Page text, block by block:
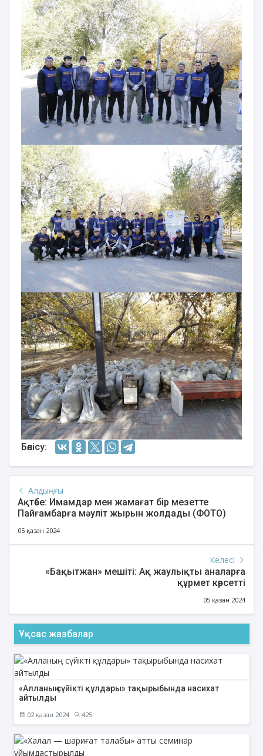
Бөлісу:
Алдыңғы
Ақтөбе: Имамдар мен жамағат бір мезетте
Пайғамбарға мәуліт жырын жолдады (ФОТО)
05 қазан 2024
Келесі
«Бақытжан» мешіті: Ақ жаулықты аналарға
құрмет көрсетті
05 қазан 2024
Ұқсас жазбалар
«Алланың сүйікті құлдары» тақырыбында насихат
айтылды
02 қазан 2024 425